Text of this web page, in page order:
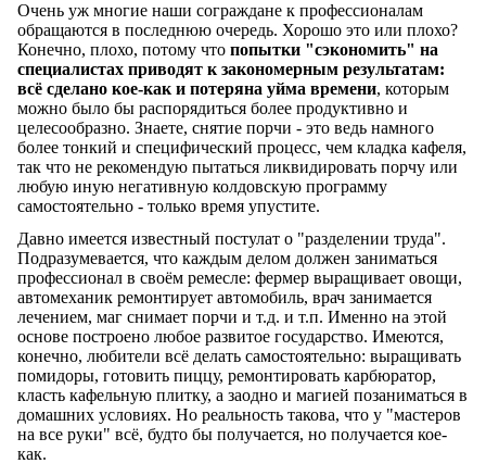
Очень уж многие наши сограждане к профессионалам
обращаются в последнюю очередь. Хорошо это или плохо?
Конечно, плохо, потому что попытки "сэкономить" на
специалистах приводят к закономерным результатам:
всё сделано кое-как и потеряна уйма времени, которым
можно было бы распорядиться более продуктивно и
целесообразно. Знаете, снятие порчи - это ведь намного
более тонкий и специфический процесс, чем кладка кафеля,
так что не рекомендую пытаться ликвидировать порчу или
любую иную негативную колдовскую программу
самостоятельно - только время упустите.
Давно имеется известный постулат о "разделении труда".
Подразумевается, что каждым делом должен заниматься
профессионал в своём ремесле: фермер выращивает овощи,
автомеханик ремонтирует автомобиль, врач занимается
лечением, маг снимает порчи и т.д. и т.п. Именно на этой
основе построено любое развитое государство. Имеются,
конечно, любители всё делать самостоятельно: выращивать
помидоры, готовить пиццу, ремонтировать карбюратор,
класть кафельную плитку, а заодно и магией позаниматься в
домашних условиях. Но реальность такова, что у "мастеров
на все руки" всё, будто бы получается, но получается кое-
как.